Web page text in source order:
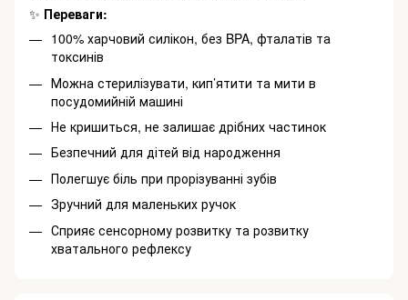
✨ Переваги:
100% харчовий силікон, без BPA, фталатів та
токсинів
Можна стерилізувати, кип’ятити та мити в
посудомийній машині
Не кришиться, не залишає дрібних частинок
Безпечний для дітей від народження
Полегшує біль при прорізуванні зубів
Зручний для маленьких ручок
Сприяє сенсорному розвитку та розвитку
хватального рефлексу